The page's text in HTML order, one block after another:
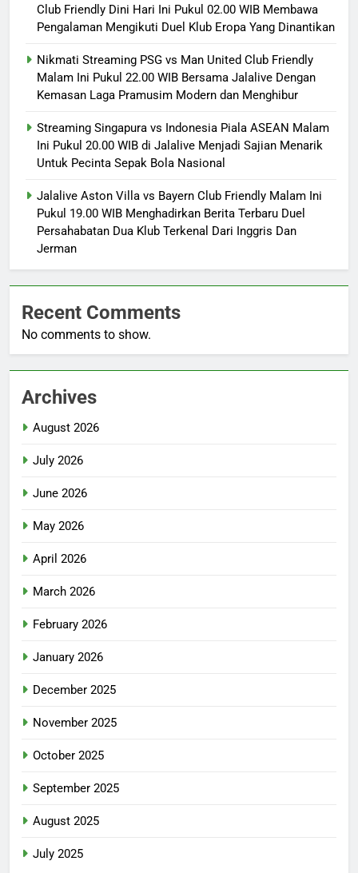
Club Friendly Dini Hari Ini Pukul 02.00 WIB Membawa
Pengalaman Mengikuti Duel Klub Eropa Yang Dinantikan
Nikmati Streaming PSG vs Man United Club Friendly
Malam Ini Pukul 22.00 WIB Bersama Jalalive Dengan
Kemasan Laga Pramusim Modern dan Menghibur
Streaming Singapura vs Indonesia Piala ASEAN Malam
Ini Pukul 20.00 WIB di Jalalive Menjadi Sajian Menarik
Untuk Pecinta Sepak Bola Nasional
Jalalive Aston Villa vs Bayern Club Friendly Malam Ini
Pukul 19.00 WIB Menghadirkan Berita Terbaru Duel
Persahabatan Dua Klub Terkenal Dari Inggris Dan
Jerman
Recent Comments
No comments to show.
Archives
August 2026
July 2026
June 2026
May 2026
April 2026
March 2026
February 2026
January 2026
December 2025
November 2025
October 2025
September 2025
August 2025
July 2025